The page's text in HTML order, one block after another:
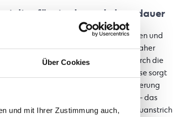
Über Cookies
und mit Ihrer Zustimmung auch,
für eine lange Lebensdauer
GARDEON werden alle aus beständigen und
hergestellt und diese garantieren daher
Alle Stahlelemente werden durch die
Feuerverzinkung geschützt – diese sorgt
der Bauwerke gegen Witterung
Vorteil bildet die Wartungsfreiheit – das
nach jahrelanger Nutzung keinen Neuanstrich